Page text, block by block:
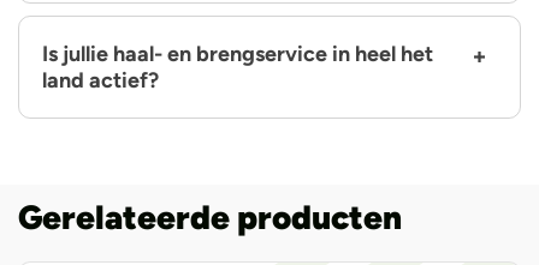
Is jullie haal- en brengservice in heel het
land actief?
Gerelateerde producten